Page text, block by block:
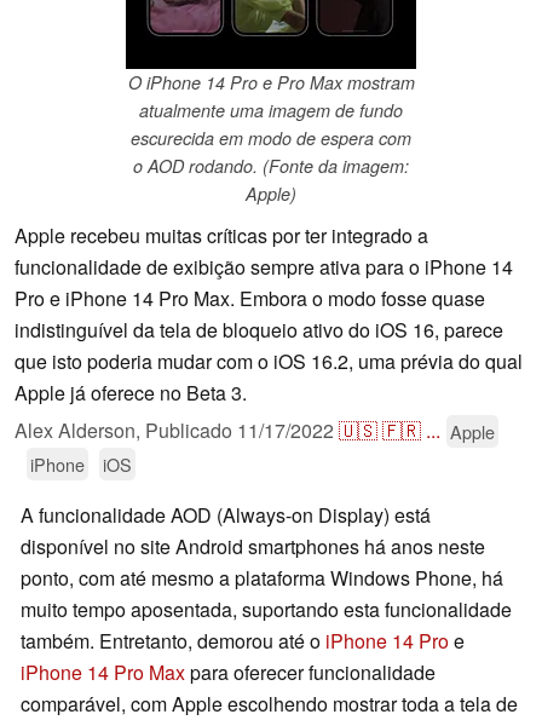
O iPhone 14 Pro e Pro Max mostram
atualmente uma imagem de fundo
escurecida em modo de espera com
o AOD rodando. (Fonte da imagem:
Apple)
Apple recebeu muitas críticas por ter integrado a
funcionalidade de exibição sempre ativa para o iPhone 14
Pro e iPhone 14 Pro Max. Embora o modo fosse quase
indistinguível da tela de bloqueio ativo do iOS 16, parece
que isto poderia mudar com o iOS 16.2, uma prévia do qual
Apple já oferece no Beta 3.
Alex Alderson, Publicado 11/17/2022 🇺🇸🇫🇷 ... Apple
iPhone
iOS
A funcionalidade AOD (Always-on Display) está
disponível no site Android smartphones há anos neste
ponto, com até mesmo a plataforma Windows Phone, há
muito tempo aposentada, suportando esta funcionalidade
também. Entretanto, demorou até o iPhone 14 Proe
iPhone 14 Pro Maxpara oferecer funcionalidade
comparável, com Apple escolhendo mostrar toda a tela de